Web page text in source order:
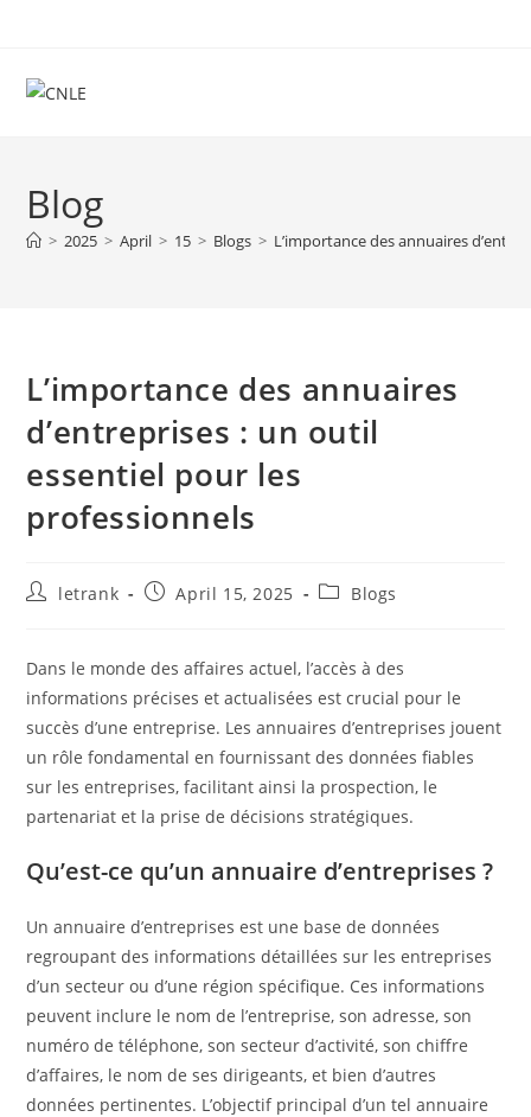
content
Blog
> 2025 > April > 15 > Blogs > L’importance des annuaires
L’importance des annuaires
d’entreprises : un outil
essentiel pour les
professionnels
Postletrank
PostApril 15, 2025
PostBlogs
Dans le monde des affaires actuel, l’accès à des
informations précises et actualisées est crucial pour le
succès d’une entreprise. Les annuaires d’entreprises jouent
un rôle fondamental en fournissant des données fiables
sur les entreprises, facilitant ainsi la prospection, le
partenariat et la prise de décisions stratégiques.​
Qu’est-ce qu’un annuaire d’entreprises ?
Un annuaire d’entreprises est une base de données
regroupant des informations détaillées sur les entreprises
d’un secteur ou d’une région spécifique. Ces informations
peuvent inclure le nom de l’entreprise, son adresse, son
numéro de téléphone, son secteur d’activité, son chiffre
d’affaires, le nom de ses dirigeants, et bien d’autres
données pertinentes. L’objectif principal d’un tel annuaire